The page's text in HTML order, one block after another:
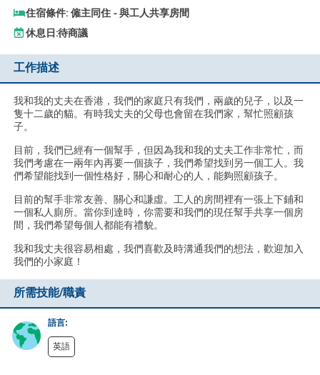
住宿條件: 僱主同住 - 與工人共享房間
休息日:待商議
工作描述
我和我的丈夫在香港，我們的家庭只有我們，兩歲的兒子，以及一
隻十二歲的貓。有時我丈夫的父母也會留在我們家，幫忙照顧孩
子。
目前，我們已經有一個幫手，但因為我和我的丈夫工作非常忙，而
我們考慮在一兩年內再要一個孩子，我們希望找到另一個工人。我
們希望能找到一個性格好，關心和耐心的人，能夠照顧孩子。
目前的幫手非常友善、關心和謙虛。工人的房間裡有一張上下鋪和
一個私人廁所。當你到達時，你需要和我們的現任幫手共享一個房
間，我們希望每個人都能有禮貌。
我和我丈夫很容易相處，我們喜歡及時溝通我們的想法，歡迎加入
我們的小家庭！
所需技能/職責
語言:
英語